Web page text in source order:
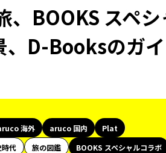
BOOKS スペシ
、D-Booksのガ
海外 aruco 国内
Plat
時代 旅の図鑑
BOOKS スペシャルコラボ